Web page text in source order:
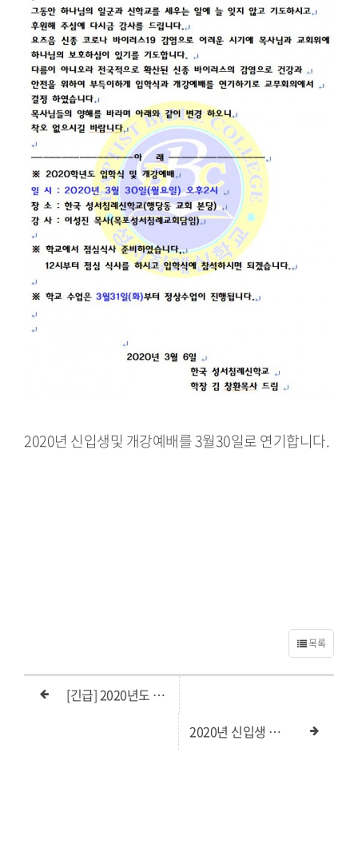
2020년 신입생및 개강예배를 3월30일로 연기합니다.
목록
[긴급] 2020년도 신입생 입학식및개강예배 일정변경안내
2020년 신입생 제출서류안내